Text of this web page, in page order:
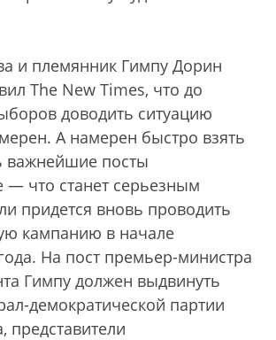
и племянник Гимпу Дорин
The New Times, что до
доводить ситуацию
А намерен быстро взять
важнейшие посты
— что станет серьезным
придется вновь проводить
кампанию в начале
На пост премьер-министра
Гимпу должен выдвинуть
демократической партии
представители